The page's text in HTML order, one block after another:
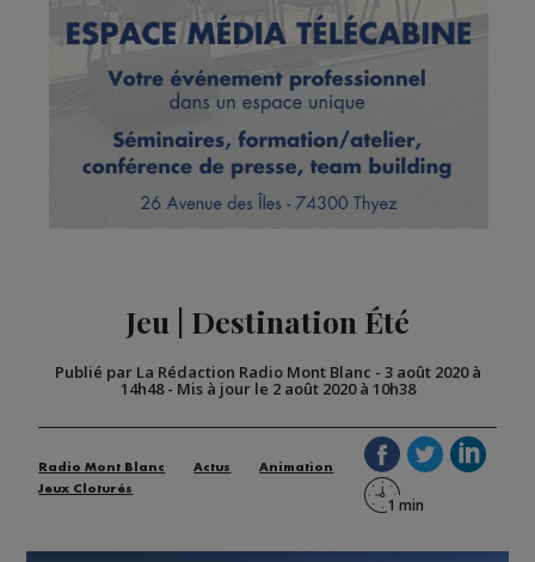
Jeu | Destination Été
Publié par La Rédaction Radio Mont Blanc - 3 août 2020 à
14h48- Mis à jour le 2 août 2020 à 10h38
Radio Mont Blanc Actus
Animation
Jeux Cloturés